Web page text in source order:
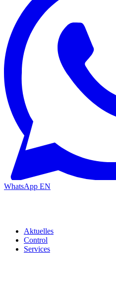
WhatsApp EN
Aktuelles
Control
Services